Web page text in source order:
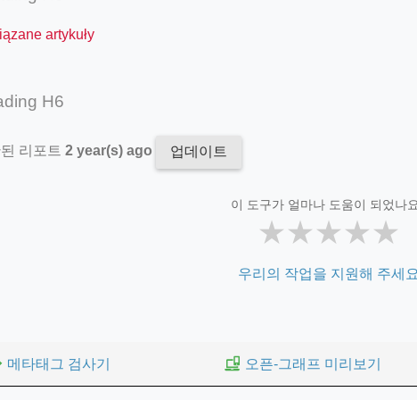
artykuły
H6
리포트 2 year(s) ago 업데이트
이 도구가 얼마나 도움이 되었나
★★★★★
우리의 작업을 지원해 주세요
메타태그 검사기 오픈-그래프 미리보기